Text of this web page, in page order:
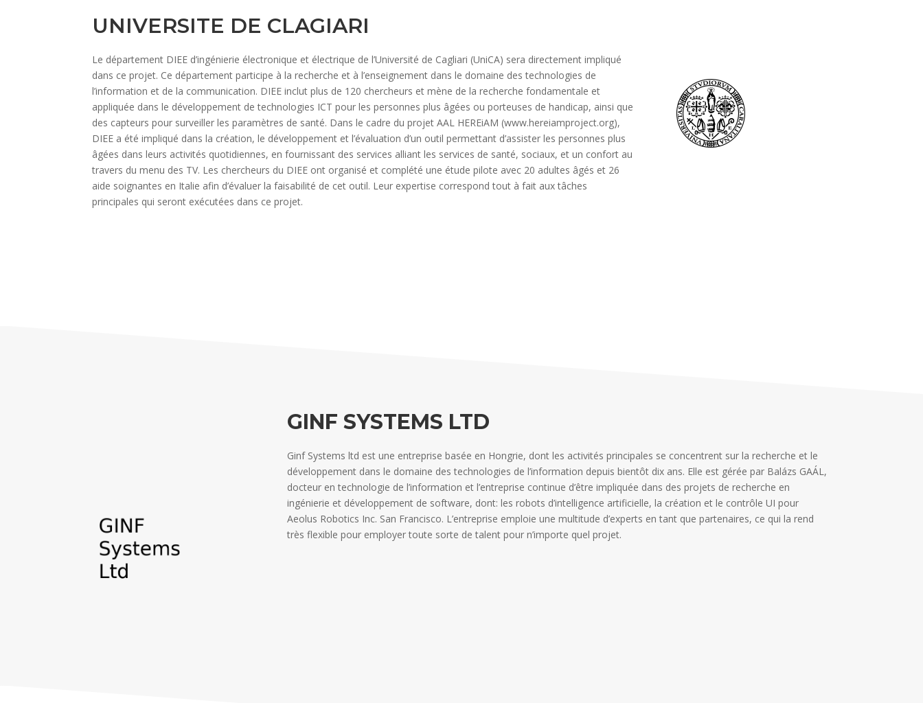
UNIVERSITE DE CLAGIARI
Le département DIEE d’ingénierie électronique et électrique de l’Université de Cagliari (UniCA) sera directement impliqué
dans ce projet. Ce département participe à la recherche et à l’enseignement dans le domaine des technologies de
l’information et de la communication. DIEE inclut plus de 120 chercheurs et mène de la recherche fondamentale et
appliquée dans le développement de technologies ICT pour les personnes plus âgées ou porteuses de handicap, ainsi que
des capteurs pour surveiller les paramètres de santé. Dans le cadre du projet AAL HEREiAM (www.hereiamproject.org),
DIEE a été impliqué dans la création, le développement et l’évaluation d’un outil permettant d’assister les personnes plus
âgées dans leurs activités quotidiennes, en fournissant des services alliant les services de santé, sociaux, et un confort au
travers du menu des TV. Les chercheurs du DIEE ont organisé et complété une étude pilote avec 20 adultes âgés et 26
aide soignantes en Italie afin d’évaluer la faisabilité de cet outil. Leur expertise correspond tout à fait aux tâches
principales qui seront exécutées dans ce projet.
GINF SYSTEMS LTD
Ginf Systems ltd est une entreprise basée en Hongrie, dont les activités principales se concentrent sur la recherche et le
développement dans le domaine des technologies de l’information depuis bientôt dix ans. Elle est gérée par Balázs GAÁL,
docteur en technologie de l’information et l’entreprise continue d’être impliquée dans des projets de recherche en
ingénierie et développement de software, dont: les robots d’intelligence artificielle, la création et le contrôle UI pour
Aeolus Robotics Inc. San Francisco. L’entreprise emploie une multitude d’experts en tant que partenaires, ce qui la rend
très flexible pour employer toute sorte de talent pour n’importe quel projet.